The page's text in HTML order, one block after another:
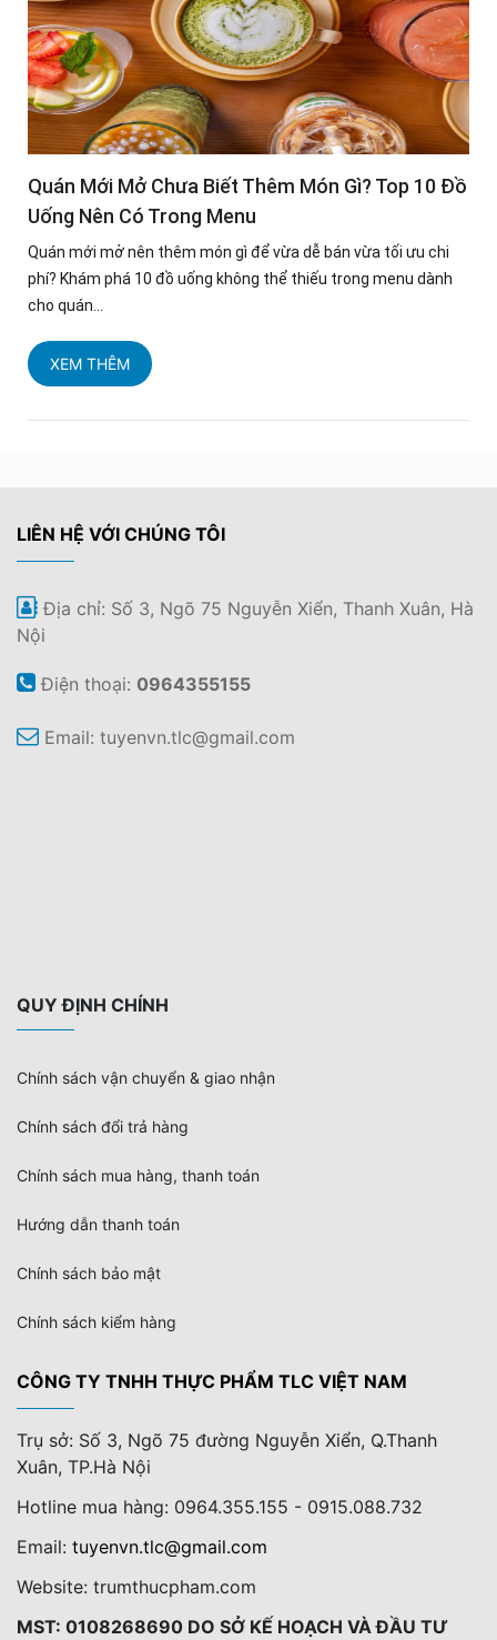
Quán Mới Mở Chưa Biết Thêm Món Gì? Top 10 Đồ
Uống Nên Có Trong Menu
Quán mới mở nên thêm món gì để vừa dễ bán vừa tối ưu chi
phí? Khám phá 10 đồ uống không thể thiếu trong menu dành
cho quán...
XEM THÊM
LIÊN HỆ VỚI CHÚNG TÔI
Địa chỉ: Số 3, Ngõ 75 Nguyễn Xiển, Thanh Xuân, Hà
Nội
Điện thoại: 0964355155
Email: tuyenvn.tlc@gmail.com
QUY ĐỊNH CHÍNH
Chính sách vận chuyển & giao nhận
Chính sách đổi trả hàng
Chính sách mua hàng, thanh toán
Hướng dẫn thanh toán
Chính sách bảo mật
Chính sách kiểm hàng
CÔNG TY TNHH THỰC PHẨM TLC VIỆT NAM
Trụ sở: Số 3, Ngõ 75 đường Nguyễn Xiển, Q.Thanh
Xuân, TP.Hà Nội
Hotline mua hàng: 0964.355.155 - 0915.088.732
Email: tuyenvn.tlc@gmail.com
Website: trumthucpham.com
MST: 0108268690 DO SỞ KẾ HOẠCH VÀ ĐẦU TƯ